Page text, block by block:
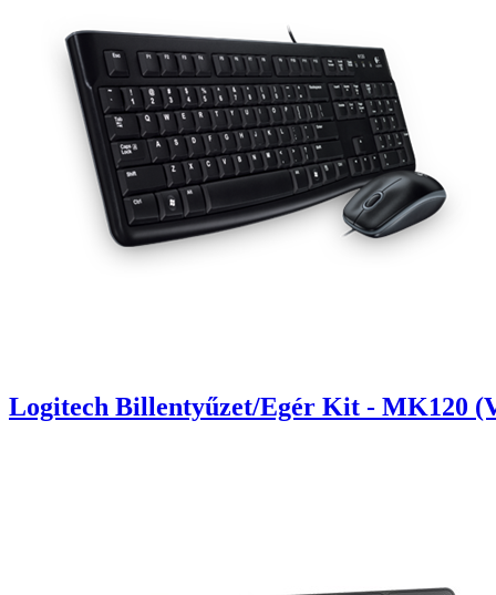
Logitech Billentyűzet/Egér Kit - MK120